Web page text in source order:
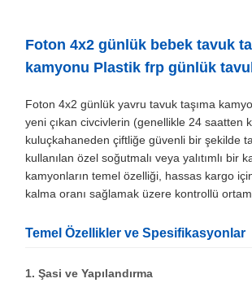
Foton 4x2 günlük bebek tavuk
kamyonu Plastik frp günlük
Foton 4x2 günlük yavru tavuk taşıma
yeni çıkan civcivlerin (genellikle 24 saatten
kuluçkahaneden çiftliğe güvenli bir şekilde
kullanılan özel soğutmalı veya yalıtımlı bir
kamyonların temel özelliği, hassas kargo
kalma oranı sağlamak üzere kontrollü
Temel Özellikler ve Spesifikasyonlar
1. Şasi ve Yapılandırma